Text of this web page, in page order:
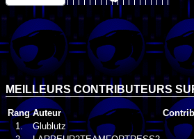
MEILLEURS CONTRIBUTEURS
Rang Auteur
1.
Glublutz